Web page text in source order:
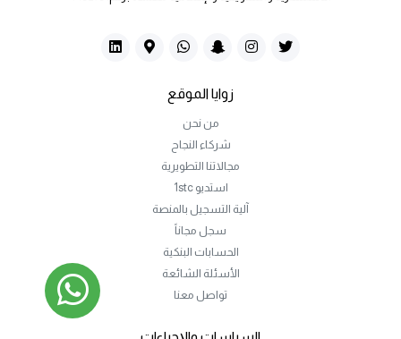
زوايا الموقع
من نحن
شركاء النجاح
مجالاتنا التطويرية
استديو 1stc
آلية التسجيل بالمنصة
سجل مجاناً
الحسابات البنكية
الأسئلة الشائعة
تواصل معنا